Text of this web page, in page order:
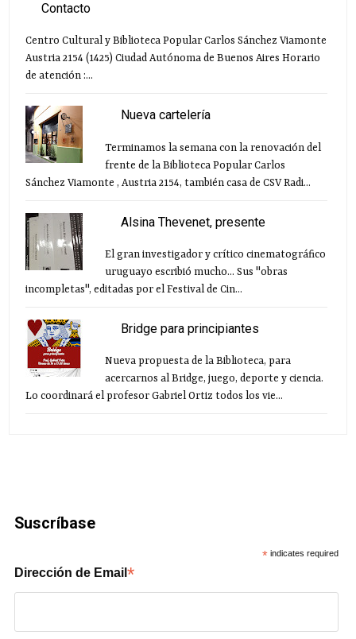
Contacto
Centro Cultural y Biblioteca Popular Carlos Sánchez Viamonte
Austria 2154 (1425) Ciudad Autónoma de Buenos Aires Horario
de atención :...
Nueva cartelería
Terminamos la semana con la renovación del
frente de la Biblioteca Popular Carlos
Sánchez Viamonte , Austria 2154, también casa de CSV Radi...
Alsina Thevenet, presente
El gran investigador y crítico cinematográfico
uruguayo escribió mucho... Sus "obras
incompletas", editadas por el Festival de Cin...
Bridge para principiantes
Nueva propuesta de la Biblioteca, para
acercarnos al Bridge, juego, deporte y ciencia.
Lo coordinará el profesor Gabriel Ortiz todos los vie...
Suscríbase
* indicates required
Dirección de Email*